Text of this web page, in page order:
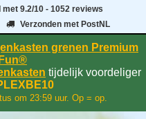
met9.2/10 - 1052 reviews
Verzonden met PostNL
grenen Premium
tijdelijk voordeliger
om 23:59 uur. Op = op.